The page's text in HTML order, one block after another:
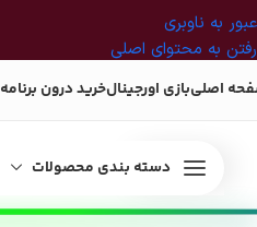
عبور به ناوبری
رفتن به محتوای اصلی
اصلیبازی اورجینالخرید درون برنامه
دسته بندی محصولات